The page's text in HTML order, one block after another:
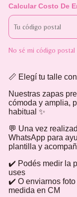
Calcular Costo De
No sé mi código postal
📏 Elegí tu talle
Nuestras zapas
cómoda y amplia,
habitual ✨
💬 Una vez
WhatsApp para
plantilla y
✔️ Podés medir la
uses
✔️ O enviarnos foto
medida en CM